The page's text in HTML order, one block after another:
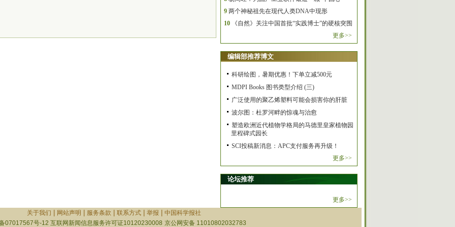
9 两个神秘祖先在现代人类DNA中现形
10
《自然》关注中国首批“实践博士”的硬核突围
更多>>
编辑部推荐博文
科研绘图，暑期优惠！下单立减500元
MDPI Books 图书类型介绍 (三)
广泛使用的聚乙烯塑料可能会损害你的肝脏
波尔图：杜罗河畔的惊魂与治愈
塑造欧洲近代植物学格局的马德里皇家植物园
里程碑式园长
SCI投稿新消息：APC支付服务再升级！
更多>>
论坛推荐
更多>>
关于我们
网站声明 服务条款 联系方式| 举报
中国科学报社
07017567号-12 互联网新闻信息服务许可证10120230008 京公网安备 11010802032783